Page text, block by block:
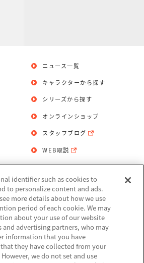
ニュース一覧
キャラクターから探す
シリーズから探す
オンラインショップ
スタッフブログ
WEB取説
せ 個人情報保護方針
Sell or Share My Personal
Information
情報
identifier such as cookies to
to personalize content and ads.
more details about how we use
period of each cookie. We may
about your use of our website
advertising partners, who may
information that you have
they have collected from your
we do not set and use